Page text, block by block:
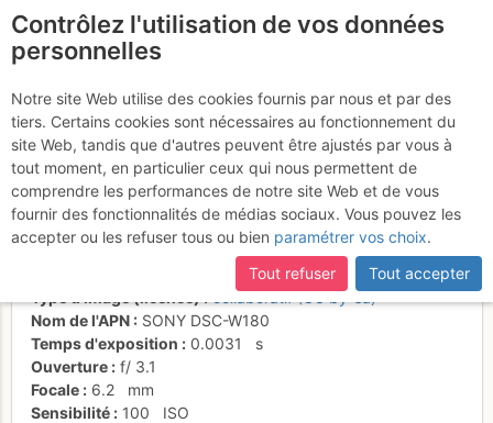
Sylvain ds L3, 7b+ de
55m
Activités
Date/heure
collaboratif (CC by-sa)
Nom de l'APN
SONY DSC-W180
Temps d'exposition
0.0031
s
Ouverture
f/ 3.1
Focale
6.2
mm
Sensibilité
100
ISO
Contrôlez l'utilisation de vos données
personnelles
Notre site Web utilise des cookies fournis par nous et par des
tiers. Certains cookies sont nécessaires au fonctionnement du
site Web, tandis que d'autres peuvent être ajustés par vous à
tout moment, en particulier ceux qui nous permettent de
comprendre les performances de notre site Web et de vous
fournir des fonctionnalités de médias sociaux. Vous pouvez les
accepter ou les refuser tous ou bien paramétrer vos choix.
Tout refuser
Tout accepter